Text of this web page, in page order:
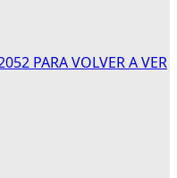
PARA VOLVER A VER